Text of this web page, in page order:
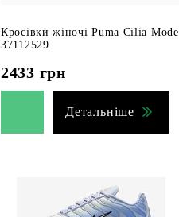
Кросівки жіночі Puma Cilia Mode
37112529
2433 грн
Детальніше